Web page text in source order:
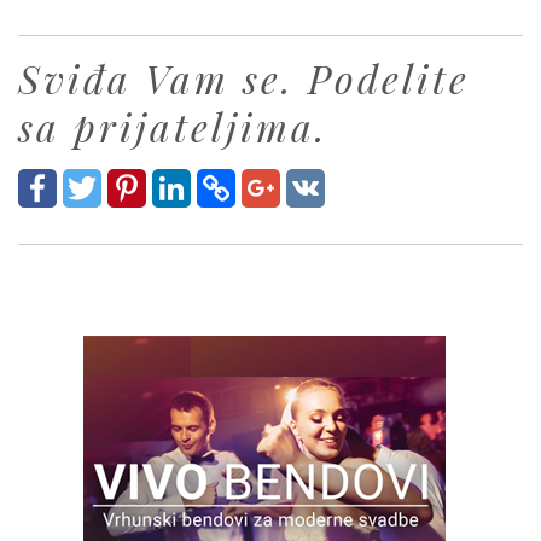
Sviđa Vam se. Podelite
sa prijateljima.